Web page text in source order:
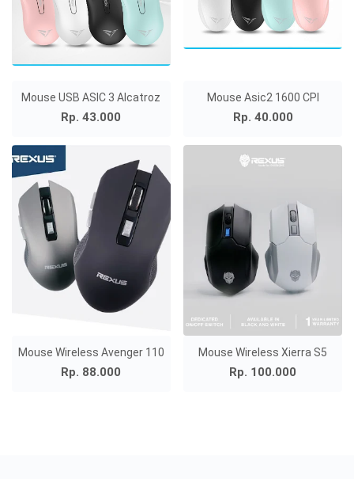
Mouse USB ASIC 3 Alcatroz
Rp. 43.000
Mouse Asic2 1600 CPI
Rp. 40.000
Mouse Wireless Avenger 110
Rp. 88.000
Mouse Wireless Xierra S5
Rp. 100.000